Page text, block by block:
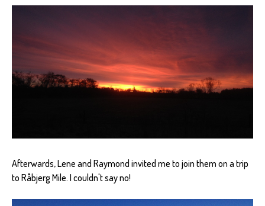
Afterwards, Lene and Raymond invited me to join them on a trip
to Råbjerg Mile. I couldn't say no!